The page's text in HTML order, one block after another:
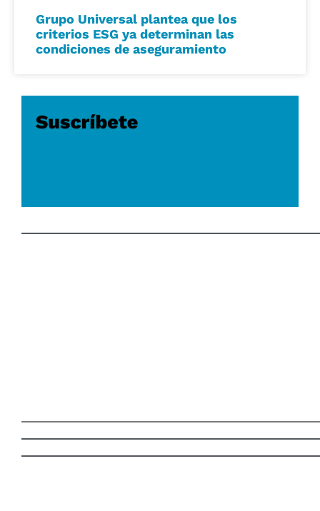
Grupo Universal plantea que los
criterios ESG ya determinan las
condiciones de aseguramiento